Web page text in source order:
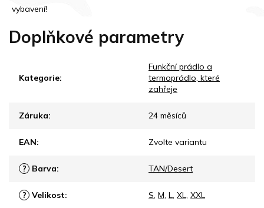
vybavení!
Doplňkové parametry
Kategorie:
Funkční prádlo a
termoprádlo, které
zahřeje
Záruka: 24 měsíců
EAN: Zvolte variantu
? Barva: TAN/Desert
? Velikost: S, M, L, XL, XXL